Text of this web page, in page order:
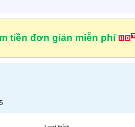
tiền đơn giản miễn phí